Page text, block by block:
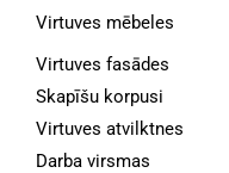
Virtuves mēbeles
Virtuves fasādes
Skapīšu korpusi
Virtuves atvilktnes
Darba virsmas